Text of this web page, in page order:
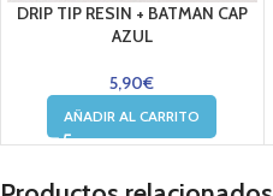
DRIP TIP RESIN + BATMAN CAP
AZUL
5,90€
AÑADIR AL CARRITO